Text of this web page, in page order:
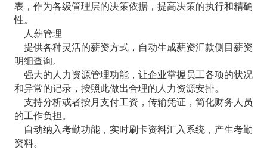
表，作为各级管理层的决策依据，提高决策的执行和精确
性。
人薪管理
提供各种灵活的薪资方式，自动生成薪资汇款侧目薪资
明细查询。
强大的人力资源管理功能，让企业掌握员工各项的状况
和异常的记录，按照此做出合理的人力资源安排。
支持分析或者按月支付工资，传输凭证，简化财务人员
的工作负担。
自动纳入考勤功能，实时刷卡资料汇入系统，产生考勤
资料。